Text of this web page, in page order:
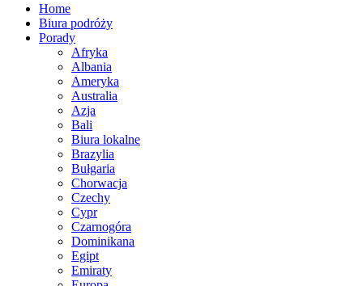
Home
Biura podróży
Porady
Afryka
Albania
Ameryka
Australia
Azja
Bali
Biura lokalne
Brazylia
Bułgaria
Chorwacja
Czechy
Cypr
Czarnogóra
Dominikana
Egipt
Emiraty